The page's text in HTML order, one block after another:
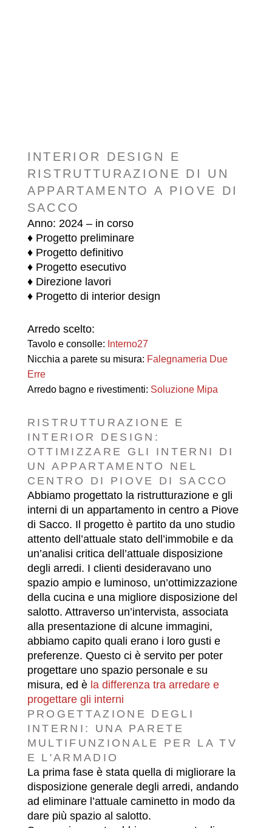
INTERIOR DESIGN E
RISTRUTTURAZIONE DI UN
APPARTAMENTO A PIOVE DI
SACCO
Anno: 2024 – in corso
♦ Progetto preliminare
♦ Progetto definitivo
♦ Progetto esecutivo
♦ Direzione lavori
♦ Progetto di interior design
Arredo scelto:
Tavolo e consolle: Interno27
Nicchia a parete su misura: Falegnameria Due
Erre
Arredo bagno e rivestimenti: Soluzione Mipa
RISTRUTTURAZIONE E
INTERIOR DESIGN:
OTTIMIZZARE GLI INTERNI DI
UN APPARTAMENTO NEL
CENTRO DI PIOVE DI SACCO
Abbiamo progettato la ristrutturazione e gli
interni di un appartamento in centro a Piove
di Sacco. Il progetto è partito da uno studio
attento dell’attuale stato dell’immobile e da
un’analisi critica dell’attuale disposizione
degli arredi. I clienti desideravano uno
spazio ampio e luminoso, un’ottimizzazione
della cucina e una migliore disposizione del
salotto. Attraverso un’intervista, associata
alla presentazione di alcune immagini,
abbiamo capito quali erano i loro gusti e
preferenze. Questo ci è servito per poter
progettare uno spazio personale e su
misura, ed è la differenza tra arredare e
progettare gli interni
PROGETTAZIONE DEGLI
INTERNI: UNA PARETE
MULTIFUNZIONALE PER LA TV
E L'ARMADIO
La prima fase è stata quella di migliorare la
disposizione generale degli arredi, andando
ad eliminare l’attuale caminetto in modo da
dare più spazio al salotto.